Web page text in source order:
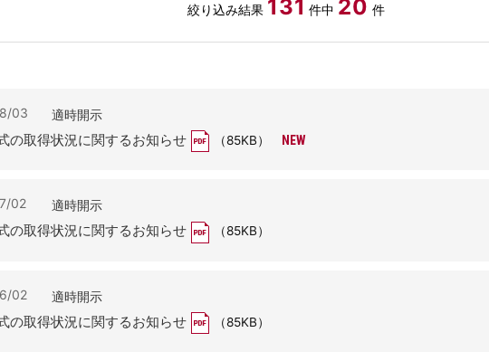
絞り込み結果 131 件中 20 件
03 適時開示
の取得状況に関するお知らせ （85KB）
02 適時開示
の取得状況に関するお知らせ （85KB）
02 適時開示
の取得状況に関するお知らせ （85KB）